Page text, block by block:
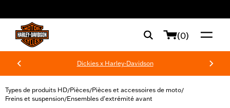
(0)
Dickies x Harley-Davidson
Types de produits HD/Pièces/Pièces et accessoires de moto/
Freins et suspension/Ensembles d'extrémité avant